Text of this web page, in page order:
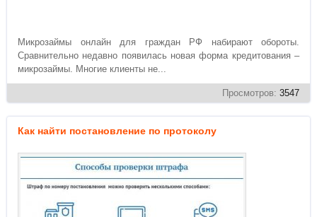
Микрозаймы онлайн для граждан РФ набирают обороты.
Сравнительно недавно появилась новая форма кредитования –
микрозаймы. Многие клиенты не...
Просмотров: 3547
Как найти постановление по протоколу